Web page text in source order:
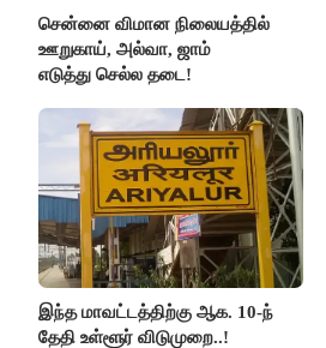
சென்னை விமான நிலையத்தில்
ஊறுகாய், அல்வா, ஜாம்
எடுத்து செல்ல தடை!
இந்த மாவட்டத்திற்கு ஆக. 10-ந்
தேதி உள்ளூர் விடுமுறை..!